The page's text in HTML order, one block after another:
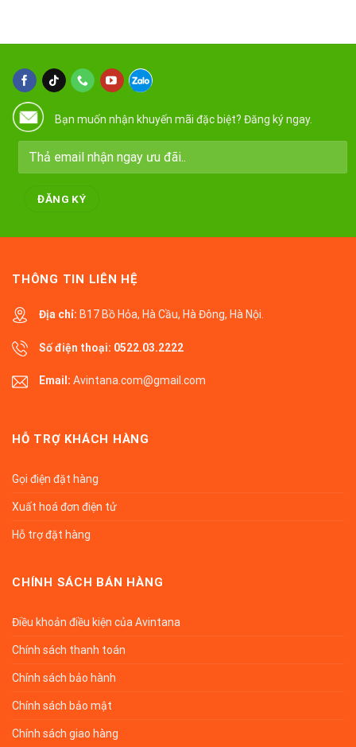
Bạn muốn nhận khuyến mãi đặc biệt? Đăng ký ngay.
THÔNG TIN LIÊN HỆ
Địa chỉ: B17 Bồ Hỏa, Hà Cầu, Hà Đông, Hà Nội.
Số điện thoại: 0522.03.2222
Email: Avintana.com@gmail.com
HỖ TRỢ KHÁCH HÀNG
Gọi điện đặt hàng
Xuất hoá đơn điện tử
Hỗ trợ đặt hàng
CHÍNH SÁCH BÁN HÀNG
Điều khoản điều kiện của Avintana
Chính sách thanh toán
Chính sách bảo hành
Chính sách bảo mật
Chính sách giao hàng